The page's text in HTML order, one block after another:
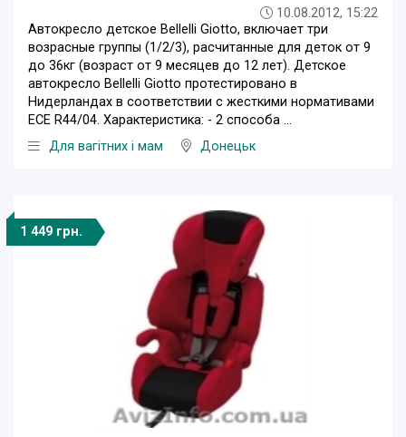
10.08.2012, 15:22
Автокресло детское Bellelli Giotto, включает три
возрасные группы (1/2/3), расчитанные для деток от 9
до 36кг (возраст от 9 месяцев до 12 лет). Детское
автокресло Bellelli Giotto протестировано в
Нидерландах в соответствии с жесткими нормативами
ЕСЕ R44/04. Характеристика: - 2 способа ...
Для вагітних і мам
Донецьк
1 449 грн.